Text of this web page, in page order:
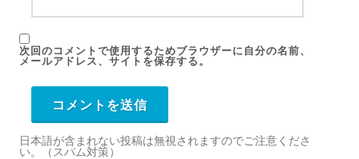
次回のコメントで使用するためブラウザーに自分の名前、
メールアドレス、サイトを保存する。
日本語が含まれない投稿は無視されますのでご注意くださ
い。（スパム対策）